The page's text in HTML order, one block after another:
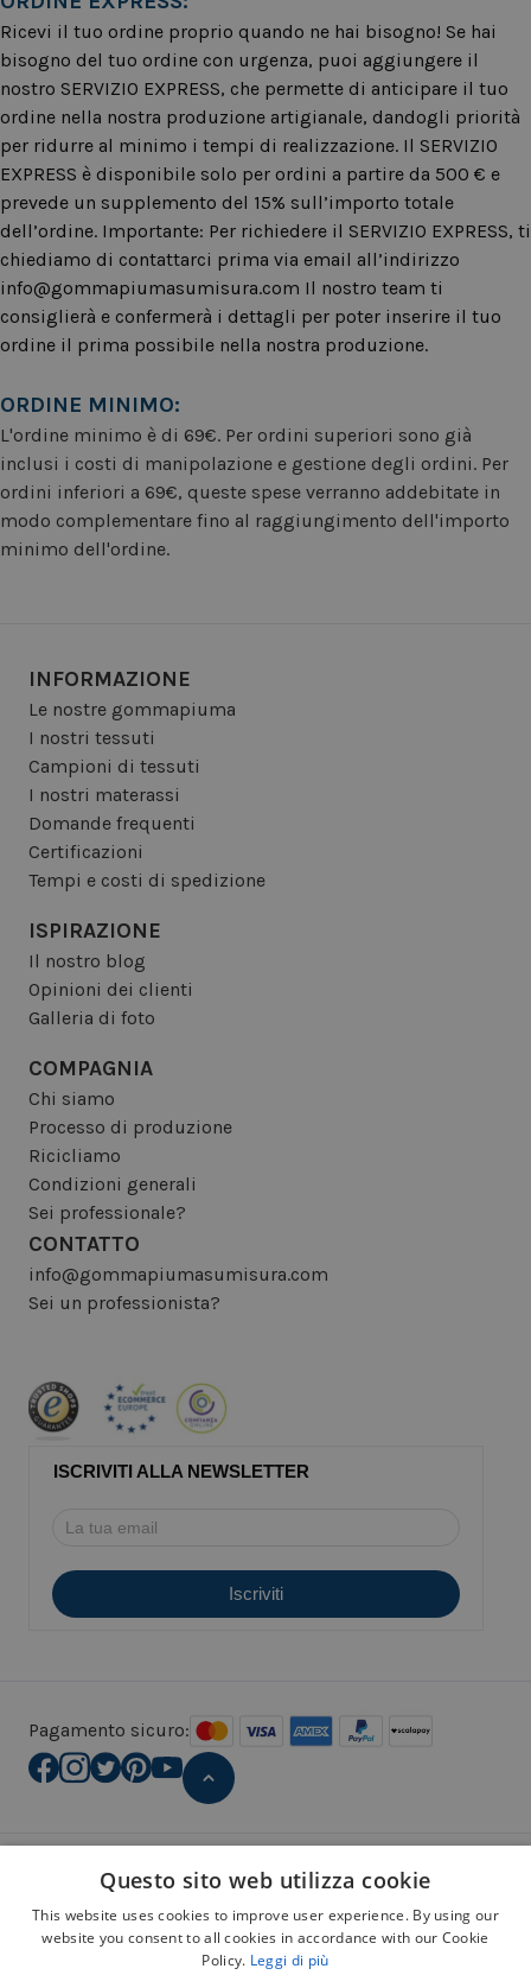
Ricevi il tuo ordine proprio quando ne hai bisogno! Se hai
bisogno del tuo ordine con urgenza, puoi aggiungere il
nostro SERVIZIO EXPRESS, che permette di anticipare il tuo
ordine nella nostra produzione artigianale, dandogli priorità
per ridurre al minimo i tempi di realizzazione. Il SERVIZIO
EXPRESS è disponibile solo per ordini a partire da 500 € e
prevede un supplemento del 15% sull’importo totale
dell’ordine. Importante: Per richiedere il SERVIZIO EXPRESS, ti
chiediamo di contattarci prima via email all’indirizzo
info@gommapiumasumisura.com Il nostro team ti
consiglierà e confermerà i dettagli per poter inserire il tuo
ordine il prima possibile nella nostra produzione.
ORDINE MINIMO:
L'ordine minimo è di 69€. Per ordini superiori sono già
inclusi i costi di manipolazione e gestione degli ordini. Per
ordini inferiori a 69€, queste spese verranno addebitate in
modo complementare fino al raggiungimento dell'importo
minimo dell'ordine.
INFORMAZIONE
Le nostre gommapiuma
I nostri tessuti
Campioni di tessuti
I nostri materassi
Domande frequenti
Certificazioni
Tempi e costi di spedizione
ISPIRAZIONE
Il nostro blog
Opinioni dei clienti
Galleria di foto
COMPAGNIA
Chi siamo
Processo di produzione
Ricicliamo
Condizioni generali
Sei professionale?
CONTATTO
info@gommapiumasumisura.com
Sei un professionista?
ISCRIVITI ALLA NEWSLETTER
Pagamento sicuro:
Informativa sulla privacy
Política sui cookie
Política sui social media
Questo sito web utilizza cookie
This website uses cookies to improve user experience. By using our
website you consent to all cookies in accordance with our Cookie
Policy. Leggi di più